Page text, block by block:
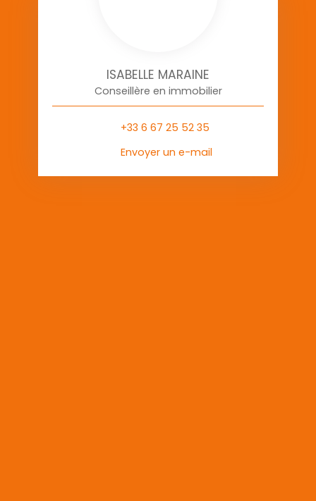
ISABELLE MARAINE
Conseillère en immobilier
+33 6 67 25 52 35
Envoyer un e-mail